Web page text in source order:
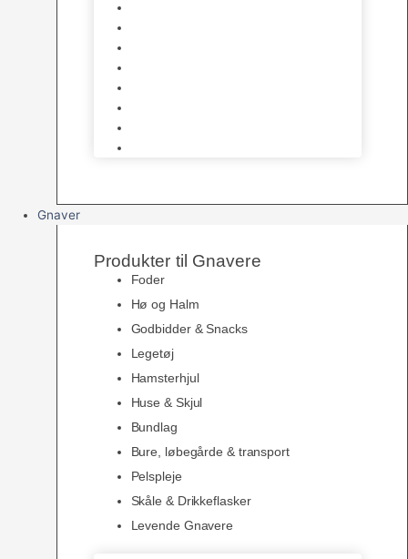
Gnaver
Produkter til Gnavere
Foder
Hø og Halm
Godbidder & Snacks
Legetøj
Hamsterhjul
Huse & Skjul
Bundlag
Bure, løbegårde & transport
Pelspleje
Skåle & Drikkeflasker
Levende Gnavere